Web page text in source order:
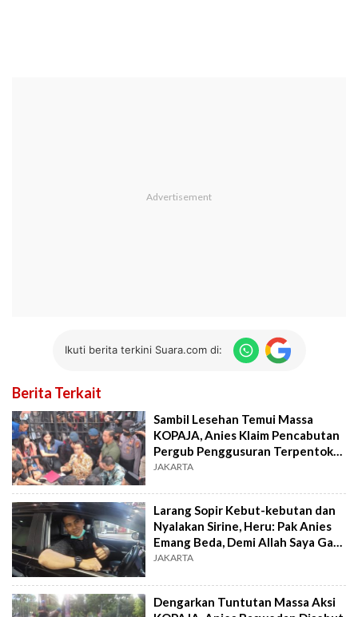
Ikuti berita terkini Suara.com di:
Berita Terkait
Sambil Lesehan Temui Massa
KOPAJA, Anies Klaim Pencabutan
Pergub Penggusuran Terpentok
Birokrasi
JAKARTA
Larang Sopir Kebut-kebutan dan
Nyalakan Sirine, Heru: Pak Anies
Emang Beda, Demi Allah Saya Gak
Angkat-angkat Beliau
JAKARTA
Dengarkan Tuntutan Massa Aksi